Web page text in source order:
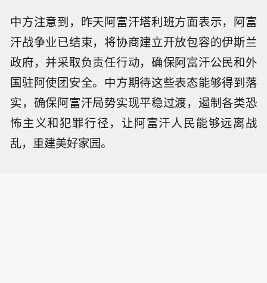
中方注意到，昨天阿富汗塔利班方面表示，阿富
汗战争业已结束，将协商建立开放包容的伊斯兰
政府，并采取负责任行动，确保阿富汗公民和外
国驻阿使团安全。中方期待这些表态能够得到落
实，确保阿富汗局势实现平稳过渡，遏制各类恐
怖主义和犯罪行径，让阿富汗人民能够远离战
乱，重建美好家园。